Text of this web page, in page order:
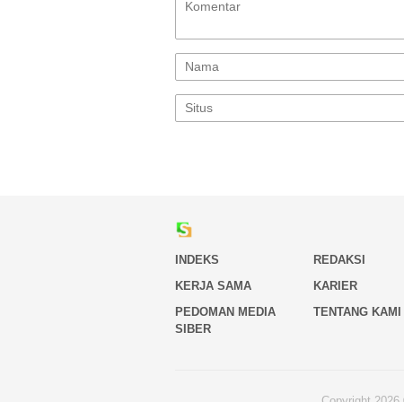
INDEKS REDAKSI
KERJA SAMA
KARIER
PEDOMAN MEDIA
SIBER
TENTANG KAMI